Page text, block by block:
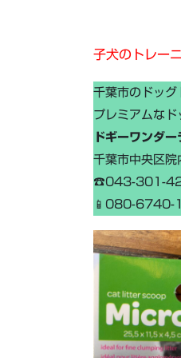
子犬のトレー
千葉市のドッグ
プレミアムな
ドギーワンダー
千葉市中央区
☎043-301-
📱080-6740-